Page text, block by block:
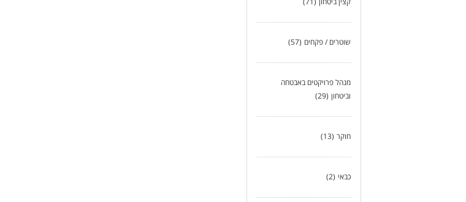
שוטרים / פקחים (57)
מנהל פרויקטים באבטחה
וביטחון (29)
חוקר (13)
כבאי (2)